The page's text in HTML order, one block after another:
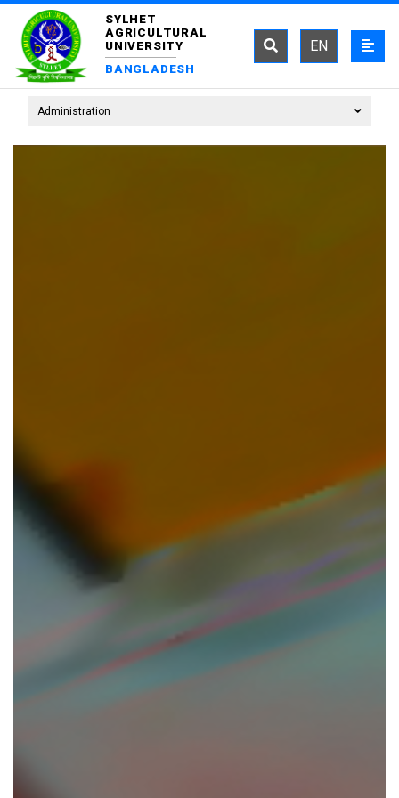
SYLHET
AGRICULTURAL
UNIVERSITY
BANGLADESH
EN
Administration